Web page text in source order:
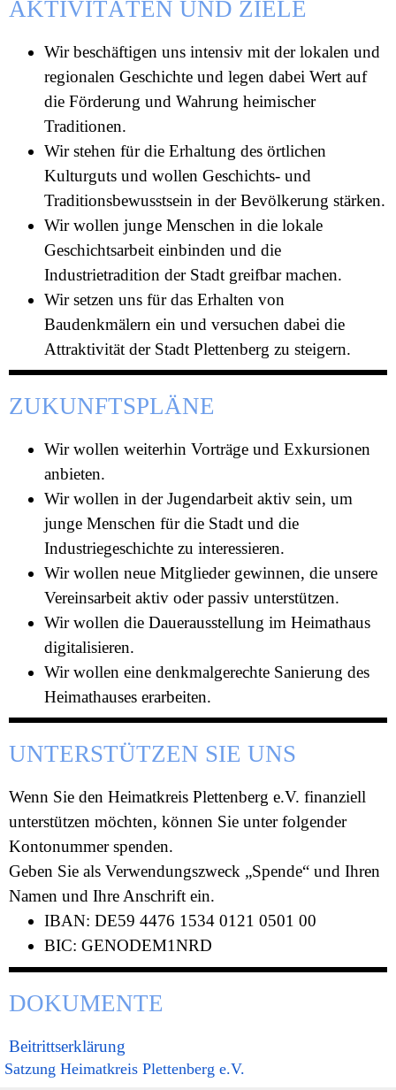
AKTIVITÄTEN UND ZIELE
Wir beschäftigen uns intensiv mit der lokalen und
regionalen Geschichte und legen dabei Wert auf
die Förderung und Wahrung heimischer
Traditionen.
Wir stehen für die Erhaltung des örtlichen
Kulturguts und wollen Geschichts- und
Traditionsbewusstsein in der Bevölkerung stärken.
Wir wollen junge Menschen in die lokale
Geschichtsarbeit einbinden und die
Industrietradition der Stadt greifbar machen.
Wir setzen uns für das Erhalten von
Baudenkmälern ein und versuchen dabei die
Attraktivität der Stadt Plettenberg zu steigern.
ZUKUNFTSPLÄNE
Wir wollen weiterhin Vorträge und Exkursionen
anbieten.
Wir wollen in der Jugendarbeit aktiv sein, um
junge Menschen für die Stadt und die
Industriegeschichte zu interessieren.
Wir wollen neue Mitglieder gewinnen, die unsere
Vereinsarbeit aktiv oder passiv unterstützen.
Wir wollen die Dauerausstellung im Heimathaus
digitalisieren.
Wir wollen eine denkmalgerechte Sanierung des
Heimathauses erarbeiten.
UNTERSTÜTZEN SIE UNS
Wenn Sie den Heimatkreis Plettenberg e.V. finanziell
unterstützen möchten, können Sie unter folgender
Kontonummer spenden.
Geben Sie als Verwendungszweck „Spende“ und Ihren
Namen und Ihre Anschrift ein.
IBAN: DE59 4476 1534 0121 0501 00
BIC: GENODEM1NRD
DOKUMENTE
Beitrittserklärung
Satzung Heimatkreis Plettenberg e.V.